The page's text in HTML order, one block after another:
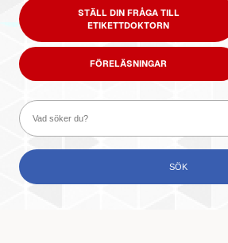
STÄLL DIN FRÅGA TILL
ETIKETTDOKTORN
FÖRELÄSNINGAR